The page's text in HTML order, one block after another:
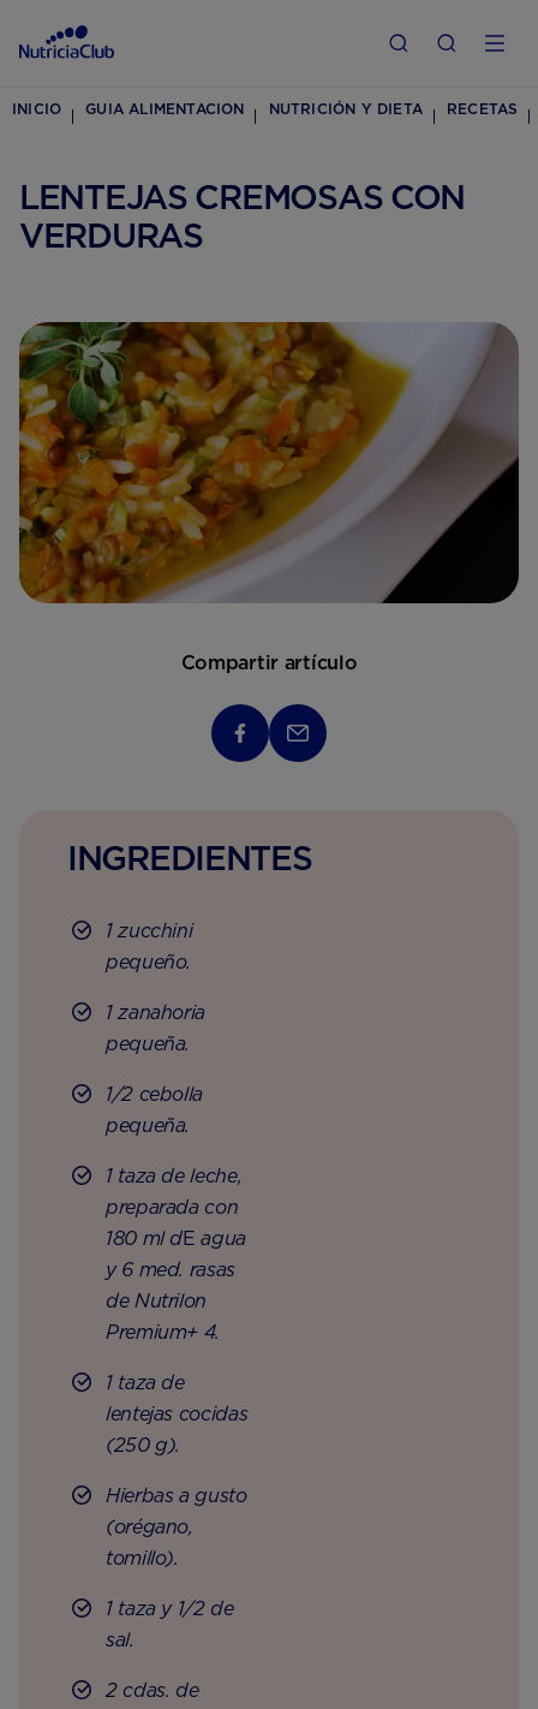
INICIO GUIA ALIMENTACION NUTRICIÓN Y DIETA RECETAS
LENTEJAS CREMOSAS CON
VERDURAS
Compartir artículo
INGREDIENTES
1 zucchini
pequeño.
1 zanahoria
pequeña.
1/2 cebolla
pequeña.
1 taza de leche,
preparada con
180 ml dEagua
y 6 med. rasas
de Nutrilon
Premium+ 4.
1 taza de
lentejas cocidas
(250 g).
Hierbas a gusto
(orégano,
tomillo).
1 taza y 1/2 de
sal.
2 cdas. de